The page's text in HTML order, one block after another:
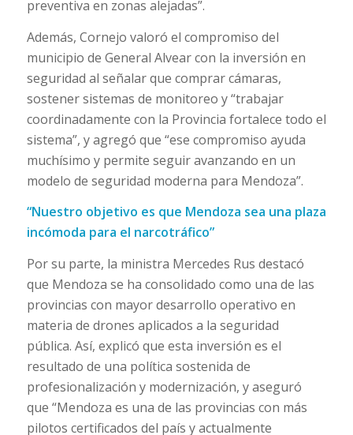
preventiva en zonas alejadas”.
Además, Cornejo valoró el compromiso del
municipio de General Alvear con la inversión en
seguridad al señalar que comprar cámaras,
sostener sistemas de monitoreo y “trabajar
coordinadamente con la Provincia fortalece todo el
sistema”, y agregó que “ese compromiso ayuda
muchísimo y permite seguir avanzando en un
modelo de seguridad moderna para Mendoza”.
“Nuestro objetivo es que Mendoza sea una plaza
incómoda para el narcotráfico”
Por su parte, la ministra Mercedes Rus destacó
que Mendoza se ha consolidado como una de las
provincias con mayor desarrollo operativo en
materia de drones aplicados a la seguridad
pública. Así, explicó que esta inversión es el
resultado de una política sostenida de
profesionalización y modernización, y aseguró
que “Mendoza es una de las provincias con más
pilotos certificados del país y actualmente